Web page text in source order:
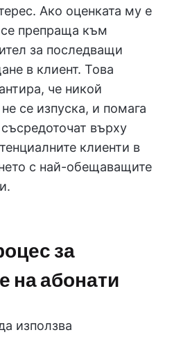
Ако оценката му е
се препраща към
за последващи
в клиент. Това
че никой
се изпуска, и помага
върху
клиенти в
с най-обещаващите
за
на абонати
използва